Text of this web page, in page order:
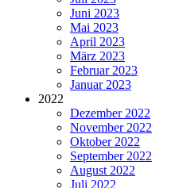
Juni 2023
Mai 2023
April 2023
März 2023
Februar 2023
Januar 2023
2022
Dezember 2022
November 2022
Oktober 2022
September 2022
August 2022
Juli 2022